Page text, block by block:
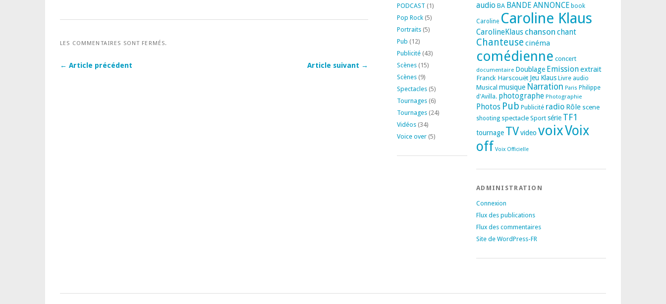
LES COMMENTAIRES SONT FERMÉS.
← Article précédent Article suivant →
PODCAST (1)
Pop Rock(5)
Portraits(5)
Pub (12)
Publicité(43)
Scènes(15)
Scènes(9)
Spectacles(5)
Tournages(6)
Tournages(24)
Vidéos(34)
Voice over(5)
audio BA BANDE ANNONCE book
Caroline Caroline Klaus
CarolineKlaus chanson chant
Chanteuse cinéma
comédienne concert
documentaire Doublage Emissionextrait
Franck Harscouët Jeu Klaus Livre audio
Musical musique Narration Paris Philippe
d'Avilla. photographe Photographie
Photos Pub Publicité radio Rôle scene
shooting spectacle Sport série TF1
tournage TVvideo voixVoix
off Voix Officielle
ADMINISTRATION
Connexion
Flux des publications
Flux des commentaires
Site de WordPress-FR